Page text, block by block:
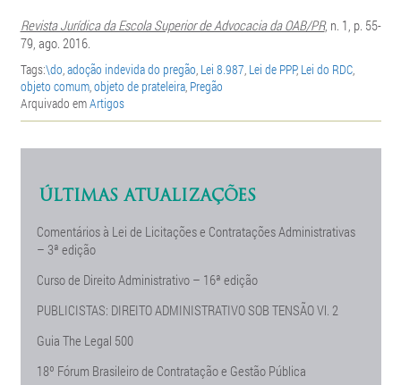
Revista Jurídica da Escola Superior de Advocacia da OAB/PR, n. 1, p. 55-
79, ago. 2016.
Tags:\do,adoção indevida do pregão, Lei 8.987, Lei de PPP, Lei do RDC,
objeto comum,objeto de prateleira, Pregão
Arquivado emArtigos
ÚLTIMAS ATUALIZAÇÕES
Comentários à Lei de Licitações e Contratações Administrativas
– 3ª edição
Curso de Direito Administrativo – 16ª edição
PUBLICISTAS: DIREITO ADMINISTRATIVO SOB TENSÃO Vl. 2
Guia The Legal 500
18º Fórum Brasileiro de Contratação e Gestão Pública